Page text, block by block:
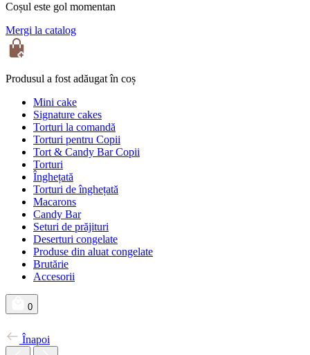
Coșul este gol momentan
Mergi la catalog
Produsul a fost adăugat în coș
Mini cake
Signature cakes
Torturi la comandă
Torturi pentru Copii
Tort & Candy Bar Copii
Torturi
Înghețată
Torturi de înghețată
Macarons
Candy Bar
Seturi de prăjituri
Deserturi congelate
Produse din aluat congelate
Brutărie
Accesorii
0
Înapoi